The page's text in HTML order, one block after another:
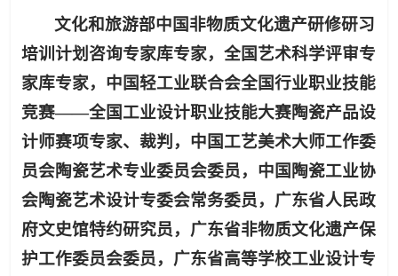
文化和旅游部中国非物质文化遗产研修研习
培训计划咨询专家库专家，全国艺术科学评审专
家库专家，中国轻工业联合会全国行业职业技能
竞赛——全国工业设计职业技能大赛陶瓷产品设
计师赛项专家、裁判，中国工艺美术大师工作委
员会陶瓷艺术专业委员会委员，中国陶瓷工业协
会陶瓷艺术设计专委会常务委员，广东省人民政
府文史馆特约研究员，广东省非物质文化遗产保
护工作委员会委员，广东省高等学校工业设计专